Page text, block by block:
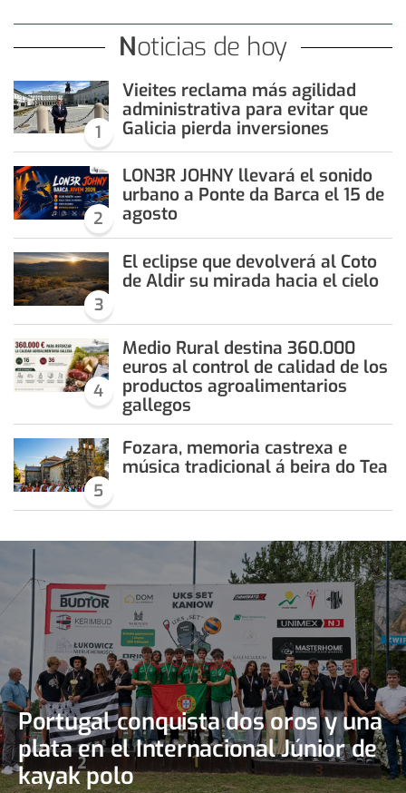
Noticias de hoy
1
Vieites reclama más agilidad
administrativa para evitar que
Galicia pierda inversiones
2
LON3R JOHNY llevará el sonido
urbano a Ponte da Barca el 15 de
agosto
3
El eclipse que devolverá al Coto
de Aldir su mirada hacia el cielo
4
Medio Rural destina 360.000
euros al control de calidad de los
productos agroalimentarios
gallegos
5
Fozara, memoria castrexa e
música tradicional á beira do Tea
Portugal conquista dos oros y una
plata en el Internacional Júnior de
kayak polo